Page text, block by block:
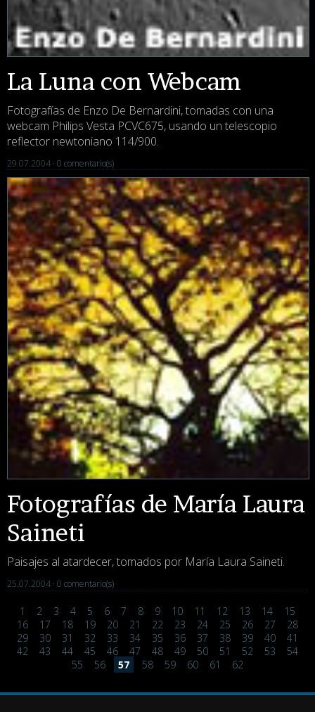
La Luna con Webcam
Fotografías de Enzo De Bernardini, tomadas con una
webcam Philips Vesta PCVC675, usando un telescopio
reflector newtoniano 114/900.
29.07.2004 · 0 comentario(s)
Fotografías de María Laura
Saineti
Paisajes al atardecer, tomados por María Laura Saineti.
25.07.2004 · 0 comentario(s)
1 2 3 4 5 6 7 8 9 10 11 12 13 14
15
16
17 18 19 20 21 22 23 24 25 26 27
28
29
30 31 32 33 34 35 36 37 38 39 40
41
42
43 44 45 46 47 48 49 50 51 52 53
54
55
56 57 58 59 60 61 62